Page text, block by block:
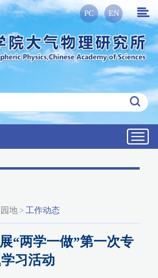
PC EN
地 > 工作动态
“两学一做”第一次专
习活动